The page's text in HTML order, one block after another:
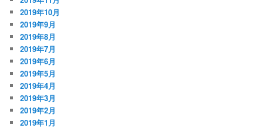
2019年10月
2019年9月
2019年8月
2019年7月
2019年6月
2019年5月
2019年4月
2019年3月
2019年2月
2019年1月